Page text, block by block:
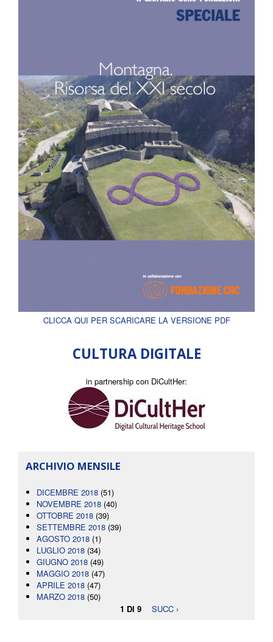
CLICCA QUI PER SCARICARE LA VERSIONE PDF
CULTURA DIGITALE
in partnership con DiCultHer:
ARCHIVIO MENSILE
DICEMBRE 2018 (51)
NOVEMBRE 2018 (40)
OTTOBRE 2018 (39)
SETTEMBRE 2018 (39)
AGOSTO 2018 (1)
LUGLIO 2018 (34)
GIUGNO 2018 (49)
MAGGIO 2018 (47)
APRILE 2018 (47)
MARZO 2018 (50)
1 DI 9
SUCC ›